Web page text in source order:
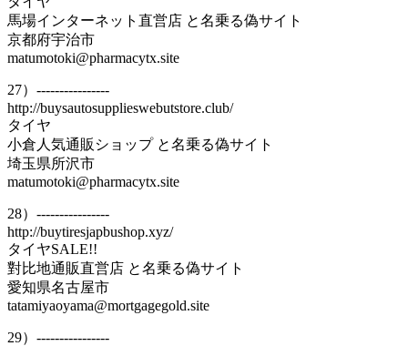
馬場インターネット直営店 と名乗る偽サイト
京都府宇治市
matumotoki@pharmacytx.site
27）----------------
http://buysautosupplieswebutstore.club/
タイヤ
小倉人気通販ショップ と名乗る偽サイト
埼玉県所沢市
matumotoki@pharmacytx.site
28）----------------
http://buytiresjapbushop.xyz/
タイヤSALE!!
對比地通販直営店 と名乗る偽サイト
愛知県名古屋市
tatamiyaoyama@mortgagegold.site
29）----------------